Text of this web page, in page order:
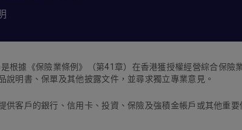
是根據《保險業條例》（第41 章）在香港獲授權經營綜合保險
明書、保單及其他披露文件，並尋求獨立專業意見。
客戶的銀行、信用卡、投資、保險及強積金帳戶或其他重要